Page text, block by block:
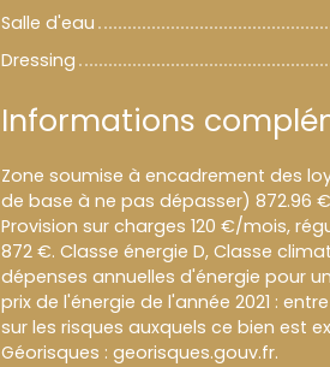
Salle d'eau
Dressing
Informations
Zone soumise à encadrement des
de base à ne pas dépasser) 872.96
Provision sur charges 120 €/mois,
872 €. Classe énergie D, Classe
dépenses annuelles d'énergie pour
prix de l'énergie de l'année 2021 :
sur les risques auxquels ce bien est
Géorisques : georisques.gouv.fr.